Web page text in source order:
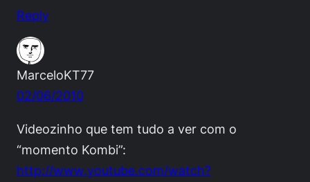
Reply
MarceloKT77
02/06/2010
Videozinho que tem tudo a ver com o
“momento Kombi”:
http://www.youtube.com/watch?